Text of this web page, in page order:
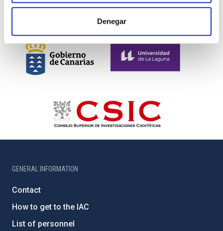
Denegar
GENERAL INFORMATION
Contact
How to get to the IAC
List of personnel